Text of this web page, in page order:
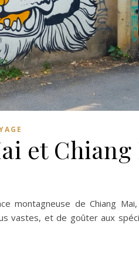
et Chiang
montagneuse de Chiang
vastes, et de goûter aux